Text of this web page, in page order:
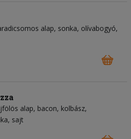
alap sonka olívabogyó
alap bacon kolbász
sajt